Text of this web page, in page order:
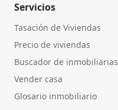
Servicios
Tasación de Viviendas
Precio de viviendas
Buscador de inmobiliarias
Vender casa
Glosario inmobiliario